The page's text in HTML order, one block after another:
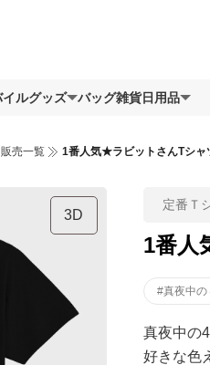
ルグッズ バッグ雑貨日用品
売一覧 1番人気★ラビットさんTシャ
3D
定番Ｔ
1番人
#真夜中の
真夜中の
好きな色